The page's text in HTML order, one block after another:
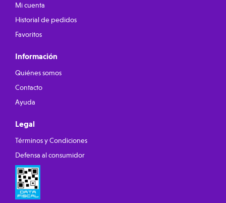
Mi cuenta
Historial de pedidos
Favoritos
Información
Quiénes somos
Contacto
Ayuda
Legal
Términos y Condiciones
Defensa al consumidor